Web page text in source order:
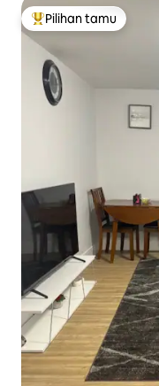
Pilihan tamu terpopuler
Pilihan tamu